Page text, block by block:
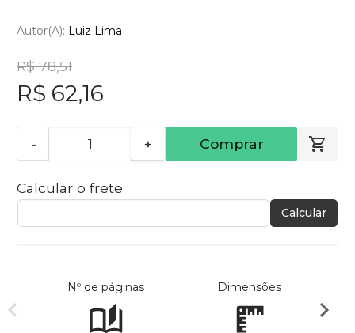
Autor(a): Luiz Lima
R$ 78,51
R$ 62,16
- + Comprar
Calcular o frete
Calcular
Nº de páginas Dimensões